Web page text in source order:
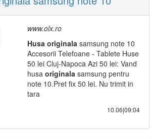
www.olx.ro
Husa originala samsung note 10
Accesorii Telefoane - Tablete Huse
50 lei Cluj-Napoca Azi 50 lei: Vand
husa originala samsung pentru
note 10.Pret fix 50 lei. Nu trimit in
tara
10.06|09:04